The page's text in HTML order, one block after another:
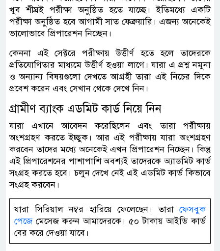
খুব শীঘ্রই পরীক্ষা অনুষ্ঠিত হতে যাচ্ছে। ইতিমধ্যে একটি
পরীক্ষা অনুষ্ঠিত হবে আগামী সাত ফেব্রুয়ারি। এজন্য অনেকেই
ভালোভাবে প্রিপারেশন নিচ্ছেন।
কেননা এই সেক্টরে পরীক্ষায় উত্তীর্ণ হতে হলে তাদেরকে
প্রতিযোগিতার মাধ্যমে উত্তীর্ণ হওয়া লাগে। যারা এ প্রশ্ন নমুনা
ও অন্যান্য বিষয়গুলো দেখতে আগ্রহী তারা এই নিচের দিকে
প্রবেশ করেন এবং সেখান থেকে দেখে নিন।
গ্রামীণ ব্যাংক এডমিট কার্ড নিয়ে নিন
যারা এখানে আবেদন করেছিলেন এবং তারা পরীক্ষায়
অংশগ্রহণ করতে ইচ্ছুক। আর এই পরীক্ষায় যারা অংশগ্রহণ
করবেন তাদের মধ্যে অনেকেই এখন প্রিপারেশন নিচ্ছেন। কিন্তু
এই প্রিপারেশনের পাশাপাশি অবশ্যই তাদেরকে অ্যাডমিট কার্ড
সংগ্রহ করতে হবে। চলুন দেখে নেই এই এডমিট কার্ড কিভাবে
সংগ্রহ করবেন।
যারা সিরিয়াল নম্বর হারিয়ে ফেলেছেন। তারা ফেসবুক
পেজেমেসেজ করুন আমাদেরকে। ৫০ টাকায় আইডি কার্ড
বের করে দেওয়া যাবে।